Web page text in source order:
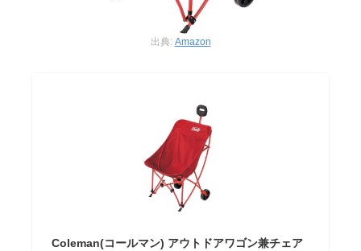
出典: Amazon
Coleman(コールマン) アウトドアワゴン兼チェア